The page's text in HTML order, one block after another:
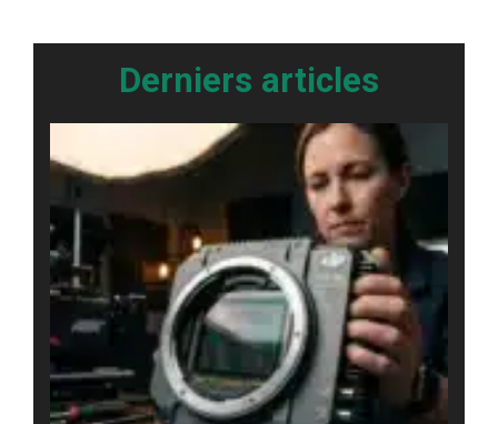
Derniers articles